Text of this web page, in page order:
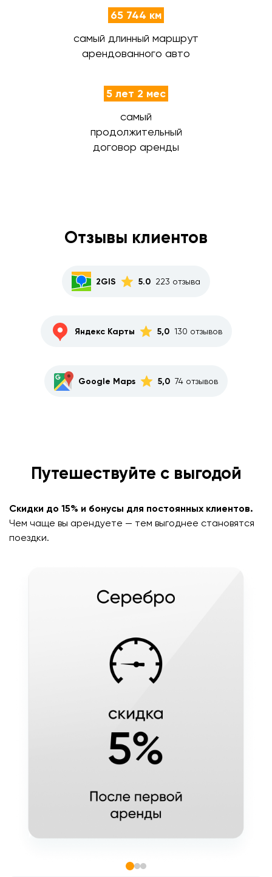
65 744 км
самый длинный маршрут
арендованного авто
5 лет 2 мес
самый
продолжительный
договор аренды
Отзывы клиентов
2GIS 5.0 223 отзыва
Яндекс Карты 5,0 130 отзывов
Google Maps 5,0 74 отзывов
Путешествуйте с выгодой
Скидки до 15% и бонусы для постоянных клиентов.
Чем чаще вы арендуете — тем выгоднее становятся
поездки.